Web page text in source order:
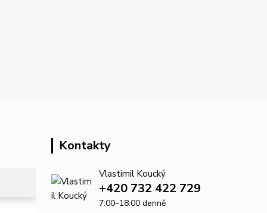
Kontakty
Vlastimil Koucký
+420 732 422 729
7:00–18:00 denně